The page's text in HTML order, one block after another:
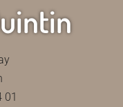
01